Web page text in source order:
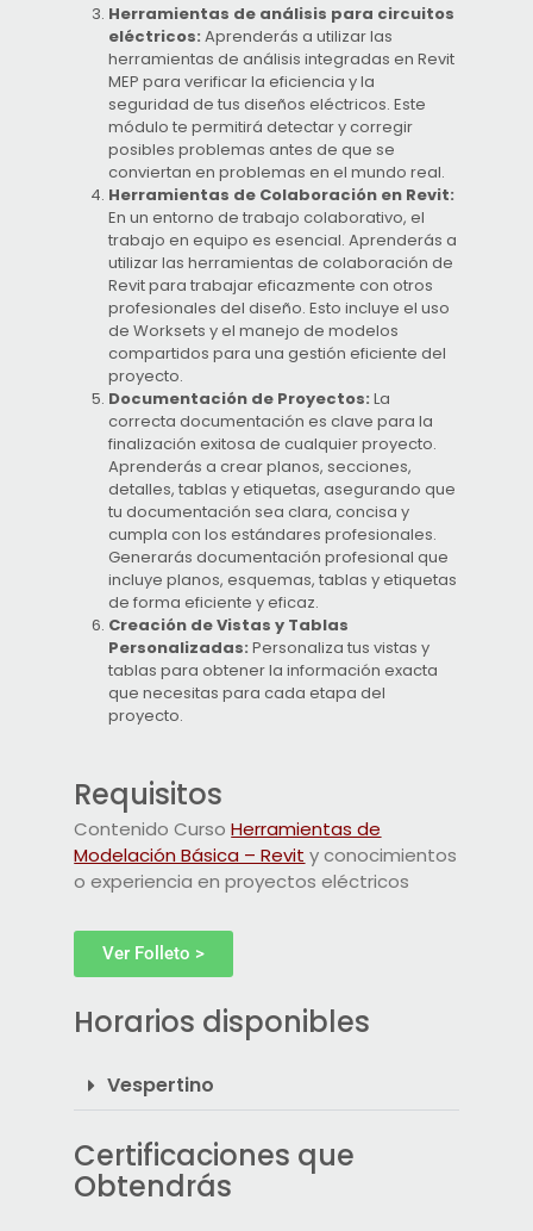
Herramientas de análisis para circuitos
eléctricos: Aprenderás a utilizar las
herramientas de análisis integradas en Revit
MEP para verificar la eficiencia y la
seguridad de tus diseños eléctricos. Este
módulo te permitirá detectar y corregir
posibles problemas antes de que se
conviertan en problemas en el mundo real.
Herramientas de Colaboración en Revit:
En un entorno de trabajo colaborativo, el
trabajo en equipo es esencial. Aprenderás a
utilizar las herramientas de colaboración de
Revit para trabajar eficazmente con otros
profesionales del diseño. Esto incluye el uso
de Worksets y el manejo de modelos
compartidos para una gestión eficiente del
proyecto.
Documentación de Proyectos: La
correcta documentación es clave para la
finalización exitosa de cualquier proyecto.
Aprenderás a crear planos, secciones,
detalles, tablas y etiquetas, asegurando que
tu documentación sea clara, concisa y
cumpla con los estándares profesionales.
Generarás documentación profesional que
incluye planos, esquemas, tablas y etiquetas
de forma eficiente y eficaz.
Creación de Vistas y Tablas
Personalizadas: Personaliza tus vistas y
tablas para obtener la información exacta
que necesitas para cada etapa del
proyecto.
Requisitos
Contenido CursoHerramientas de
Modelación Básica – Revit y conocimientos
o experiencia en proyectos eléctricos
Ver Folleto >
Horarios disponibles
Vespertino
Certificaciones que
Obtendrás